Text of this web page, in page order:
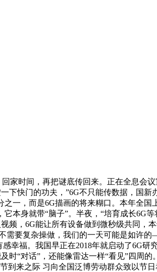
时间，再把谜底传回来。正在全息会
下快门的功夫，”6G不只能传数据，国
之一，而是6G描画的将来糊口。本年全
本身就带“脑子”。半夜，“培育成长6G
频，6G能让所有设备做到微秒级共同
需要复杂操做，我们的一天可能是如
幸福。我国早正在2018年就启动了6G
时“对话”，还能像雷达一样“看见”四周
到来之际 习向全国泛博劳动群众致以